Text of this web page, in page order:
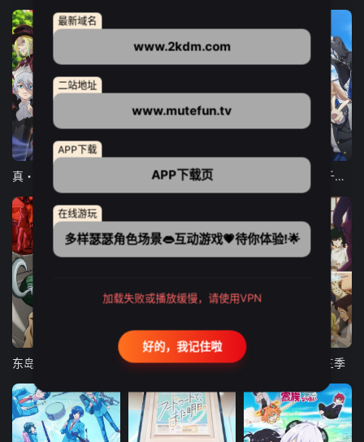
12集全
东京猫猫 NEW～♡ 弹珠汽水瓶里的千岁同学
更新至21集
古诺希亚 致不灭的你 第三季
最新域名
www.2kdm.com
二站地址
www.mutefun.tv
APP下载
APP下载页
在线游玩
多样瑟瑟角色场景👄互动游戏💗待你体验!🌟
加载失败或播放缓慢，请使用VPN
好的，我记住啦